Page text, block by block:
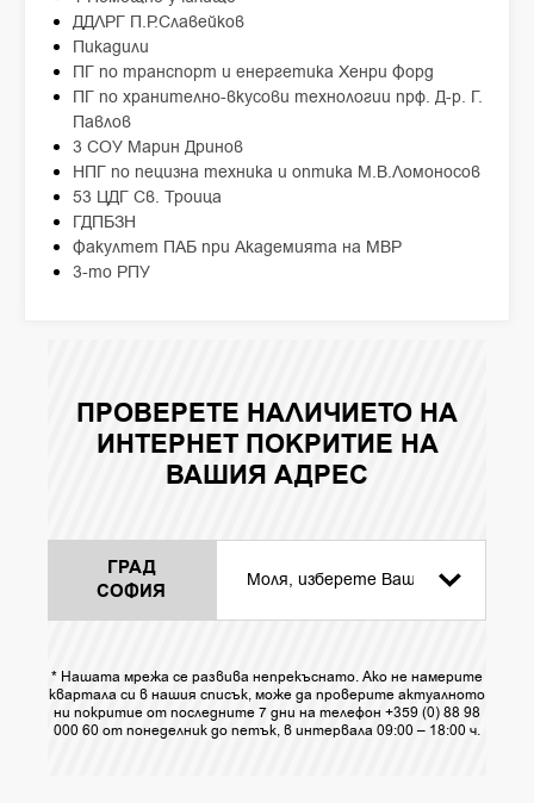
ДДЛРГ П.Р.Славейков
Пикадили
ПГ по транспорт и енергетика Хенри Форд
ПГ по хранително-вкусови технологии прф. Д-р. Г.
Павлов
3 СОУ Марин Дринов
НПГ по пецизна техника и оптика М.В.Ломоносов
53 ЦДГ Св. Троица
ГДПБЗН
Факултет ПАБ при Академията на МВР
3-то РПУ
ПРОВЕРЕТЕ НАЛИЧИЕТО НА
ИНТЕРНЕТ ПОКРИТИЕ НА
ВАШИЯ АДРЕС
ГРАД
СОФИЯ
* Нашата мрежа се развива непрекъснато. Ако не намерите
квартала си в нашия списък, може да проверите актуалното
ни покритие от последните 7 дни на телефон +359 (0) 88 98
000 60 от понеделник до петък, в интервала 09:00 – 18:00 ч.